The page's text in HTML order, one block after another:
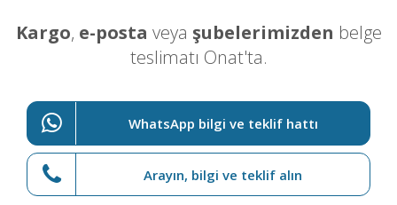
Kargo, e-posta veya şubelerimizden belge
teslimatı Onat'ta.
WhatsApp bilgi ve teklif hattı
Arayın, bilgi ve teklif alın